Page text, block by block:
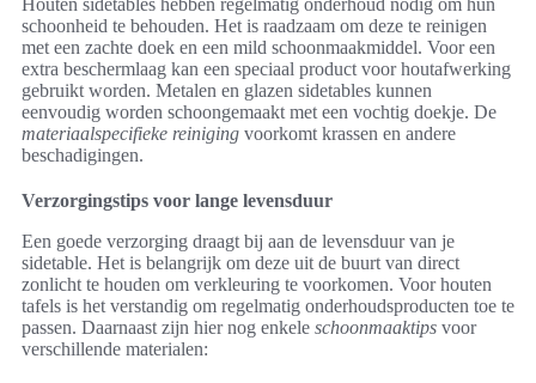
Houten sidetables hebben regelmatig onderhoud nodig om hun
schoonheid te behouden. Het is raadzaam om deze te reinigen
met een zachte doek en een mild schoonmaakmiddel. Voor een
extra beschermlaag kan een speciaal product voor houtafwerking
gebruikt worden. Metalen en glazen sidetables kunnen
eenvoudig worden schoongemaakt met een vochtig doekje. De
materiaalspecifieke reiniging voorkomt krassen en andere
beschadigingen.
Verzorgingstips voor lange levensduur
Een goede verzorging draagt bij aan de levensduur van je
sidetable. Het is belangrijk om deze uit de buurt van direct
zonlicht te houden om verkleuring te voorkomen. Voor houten
tafels is het verstandig om regelmatig onderhoudsproducten toe te
passen. Daarnaast zijn hier nog enkele schoonmaaktips voor
verschillende materialen: